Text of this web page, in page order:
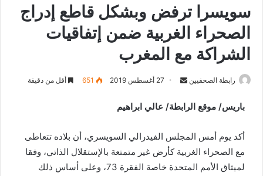
سويسرا ترفض وبشكل قاطع إدراج
الصحراء الغربية ضمن إتفاقيات
الشراكة مع المغرب
رابطة الصحفيين
n
a
n
e
27 أغسطس 2019 651 أقل من دقيقة
باريس/ موقع الرابطة/ عالي ابراهيم
أكد يوم أمس المجلس الفيدرالي السويسري، أن بلاده تتعاطى
مع الصحراء الغربية كأرض غير متمتعة بالإستقلال الذاتي، وفقا
لميثاق الأمم المتحدة خاصة الفقرة 73، وعلى أساس ذلك